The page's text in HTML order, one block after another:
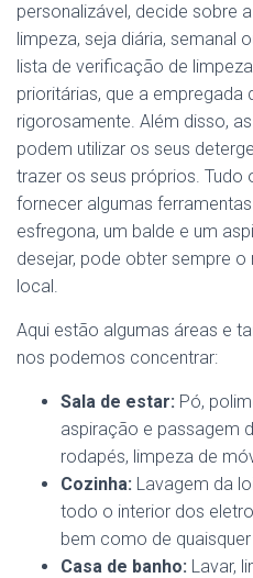
personalizável, decide sobre
limpeza, seja diária, semanal
lista de verificação de
prioritárias, que a empregada
rigorosamente. Além disso,
podem utilizar os seus
trazer os seus próprios. Tudo
fornecer algumas
esfregona, um balde e um
desejar, pode obter sempre
local.
Aqui estão algumas áreas e
nos podemos concentrar:
Sala de estar: Pó,
aspiração e passagem
rodapés, limpeza de
Cozinha: Lavagem da
todo o interior dos
bem como de
Casa de banho: Lavar,